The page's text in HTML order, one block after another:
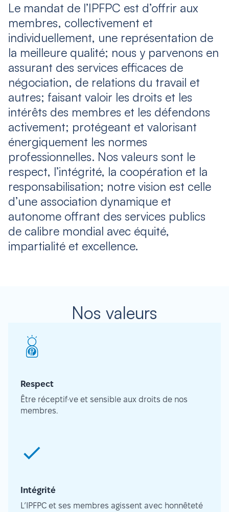
Le mandat de l’IPFPC est d’offrir aux
membres, collectivement et
individuellement, une représentation de
la meilleure qualité; nous y parvenons en
assurant des services efficaces de
négociation, de relations du travail et
autres; faisant valoir les droits et les
intérêts des membres et les défendons
activement; protégeant et valorisant
énergiquement les normes
professionnelles. Nos valeurs sont le
respect, l’intégrité, la coopération et la
responsabilisation; notre vision est celle
d’une association dynamique et
autonome offrant des services publics
de calibre mondial avec équité,
impartialité et excellence.
Nos valeurs
Respect
Être réceptif·ve et sensible aux droits de nos
membres.
Intégrité
L’IPFPC et ses membres agissent avec honnêteté